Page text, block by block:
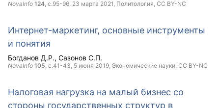
NovaInfo 124, с.95-96, 23 марта 2021, Политология, CC BY-NC
Интернет-маркетинг, основные инструменты
и понятия
Богданов Д.Р. Сазонов С.П.
NovaInfo 105, с.41-43, 5 июня 2019, Экономические науки, CC BY-NC
Налоговая нагрузка на малый бизнес со
стороны государственных структур в